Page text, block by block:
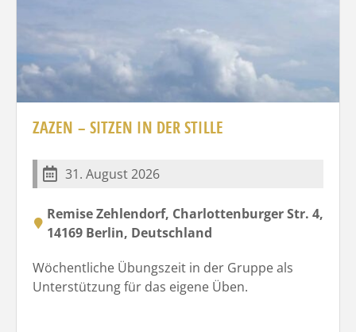
ZAZEN – SITZEN IN DER STILLE
31. August 2026
Remise Zehlendorf, Charlottenburger Str. 4,
14169 Berlin, Deutschland
Wöchentliche Übungszeit in der Gruppe als
Unterstützung für das eigene Üben.